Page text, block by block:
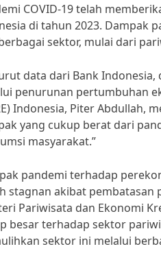
COVID-19 telah
di tahun 2023. Dampak
sektor, mulai dari
data dari Bank
penurunan pertumbuhan
Indonesia, Piter Abdullah,
yang cukup berat dari
masyarakat.”
pandemi terhadap
stagnan akibat
Pariwisata dan Ekonomi
besar terhadap sektor
sektor ini melalui